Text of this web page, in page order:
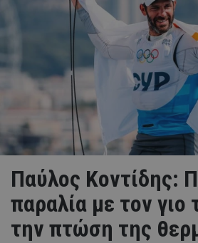
Παύλος Κοντίδης:
παραλία με τον γιο
την πτώση της